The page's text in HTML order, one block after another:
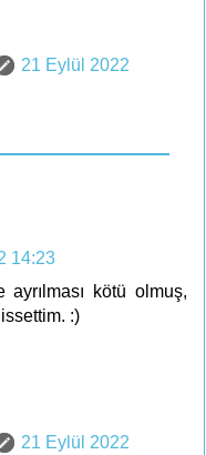
21 Eylül 2022
14:23
kötü olmuş,
:)
21 Eylül 2022